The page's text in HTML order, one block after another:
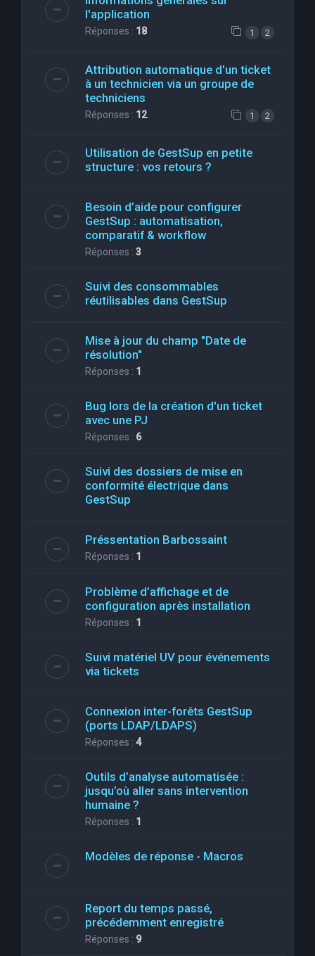
l'application
Réponses : 18 1 2
Attribution automatique d'un ticket
à un technicien via un groupe de
techniciens
Réponses : 12 1 2
Utilisation de GestSup en petite
structure : vos retours ?
Besoin d’aide pour configurer
GestSup : automatisation,
comparatif & workflow
Réponses : 3
Suivi des consommables
réutilisables dans GestSup
Mise à jour du champ "Date de
résolution"
Réponses : 1
Bug lors de la création d'un ticket
avec une PJ
Réponses : 6
Suivi des dossiers de mise en
conformité électrique dans
GestSup
Préssentation Barbossaint
Réponses : 1
Problème d’affichage et de
configuration après installation
Réponses : 1
Suivi matériel UV pour événements
via tickets
Connexion inter-forêts GestSup
(ports LDAP/LDAPS)
Réponses : 4
Outils d’analyse automatisée :
jusqu’où aller sans intervention
humaine ?
Réponses : 1
Modèles de réponse - Macros
Report du temps passé,
précédemment enregistré
Réponses : 9